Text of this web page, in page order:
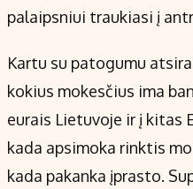
palaipsniui traukiasi į
Kartu su patogumu
kokius mokesčius ima
eurais Lietuvoje ir į kitas
kada apsimoka rinktis
kada pakanka įprasto.